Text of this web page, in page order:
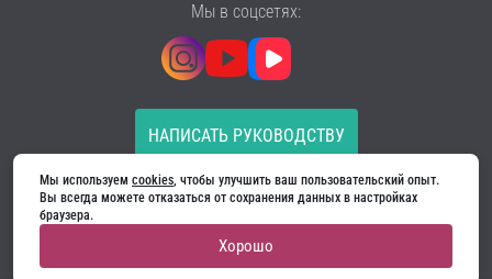
НАПИСАТЬ РУКОВОДСТВУ
Все материалы на сайте принадлежат компании
ООО «Ягуар-М» — входные и межкомнатные двери
Политика конфиденциальности
Договор оферты
Мы в соцсетях:
Мы используем cookies, чтобы улучшить ваш пользовательский опыт.
Вы всегда можете отказаться от сохранения данных в настройках
браузера.
Хорошо